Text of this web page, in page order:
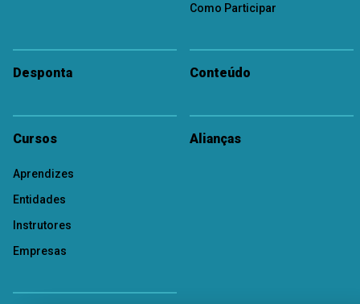
Como Participar
Desponta Conteúdo
Cursos
Aprendizes
Entidades
Instrutores
Empresas
Alianças